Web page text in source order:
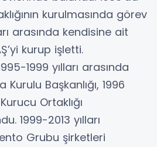
kurulmasında görev
arasında kendisine ait
kurup işletti.
1999 yılları arasında
Başkanlığı, 1996
Ortaklığı
1999-2013 yılları
Grubu şirketleri